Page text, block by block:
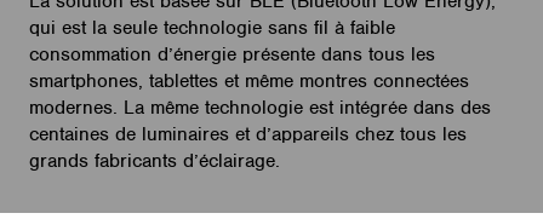
qui est la seule technologie sans fil à faible
consommation d’énergie présente dans tous les
smartphones, tablettes et même montres connectées
modernes. La même technologie est intégrée dans des
centaines de luminaires et d’appareils chez tous les
grands fabricants d’éclairage.